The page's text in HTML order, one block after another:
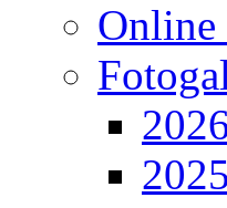
Online
2025